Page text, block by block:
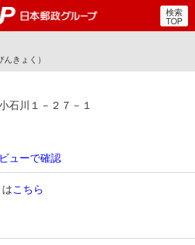
郵便局・日本郵政グルー
検索
TOP
きょく）
石川１－２７－１
ューで確認
こちら